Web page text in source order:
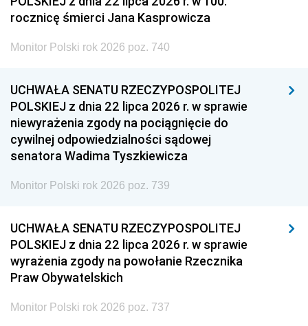
rocznicę śmierci Jana Kasprowicza
Monitor Polski rok 2026 poz. 740
UCHWAŁA SENATU RZECZYPOSPOLITEJ
POLSKIEJ z dnia 22 lipca 2026 r. w sprawie
niewyrażenia zgody na pociągnięcie do
cywilnej odpowiedzialności sądowej
senatora Wadima Tyszkiewicza
Monitor Polski rok 2026 poz. 739
UCHWAŁA SENATU RZECZYPOSPOLITEJ
POLSKIEJ z dnia 22 lipca 2026 r. w sprawie
wyrażenia zgody na powołanie Rzecznika
Praw Obywatelskich
Monitor Polski rok 2026 poz. 737